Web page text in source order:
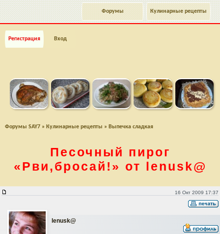
Кулинарные рецепты
Форумы
Регистрация Вход
Форумы SAY7 » Кулинарные рецепты » Выпечка сладкая
Песочный пирог
«Рви,бросай!» от lenusk@
16 Окт 2009 17:37
lenusk@